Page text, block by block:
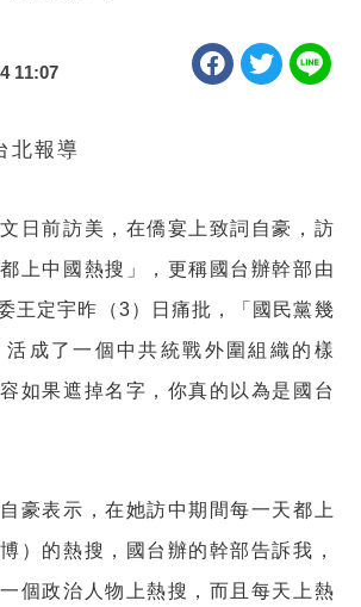
11:07
北報導
日前訪美，在僑宴上致詞自豪，訪
上中國熱搜」，更稱國台辦幹部由
王定宇昨（3）日痛批，「國民黨幾
成了一個中共統戰外圍組織的樣
如果遮掉名字，你真的以為是國台
豪表示，在她訪中期間每一天都上
）的熱搜，國台辦的幹部告訴我，
個政治人物上熱搜，而且每天上熱